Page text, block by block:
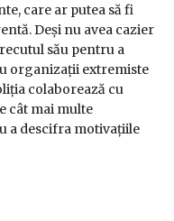
care ar putea să fi
Deși nu avea cazier
său pentru a
organizații extremiste
colaborează cu
cât mai multe
a descifra motivațiile